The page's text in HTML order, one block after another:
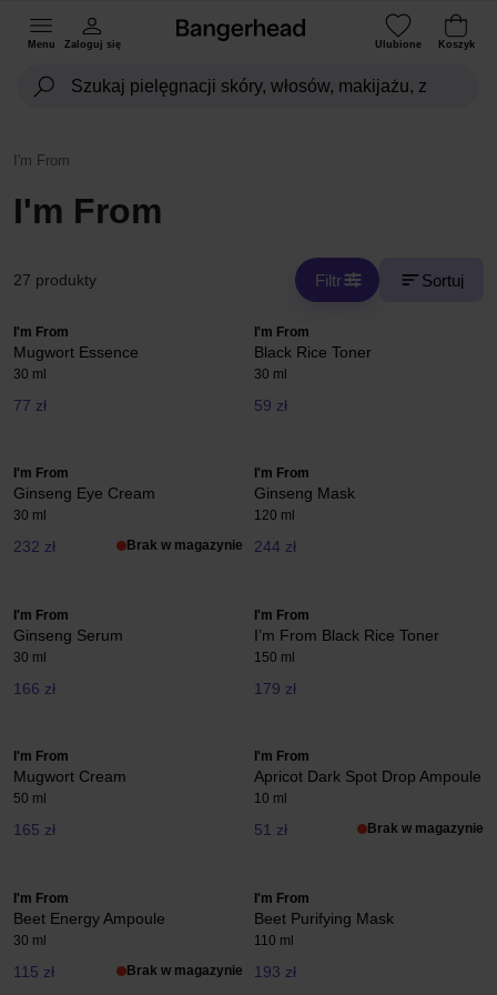
Menu Zaloguj się Ulubione Koszyk
I'm From
I'm From
27 produkty Filtr Sortuj
I'm From
Mugwort Essence
30 ml
77 zł
I'm From
Black Rice Toner
30 ml
59 zł
I'm From
Ginseng Eye Cream
30 ml
232 zł Brak w magazynie
I'm From
Ginseng Mask
120 ml
244 zł
I'm From
Ginseng Serum
30 ml
166 zł
I'm From
I’m From Black Rice Toner
150 ml
179 zł
I'm From
Mugwort Cream
50 ml
165 zł
I'm From
Apricot Dark Spot Drop Ampoule
10 ml
51 zł Brak w magazynie
I'm From
Beet Energy Ampoule
30 ml
115 zł Brak w magazynie
I'm From
Beet Purifying Mask
110 ml
193 zł